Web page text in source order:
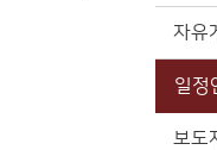
자유
일정
보도